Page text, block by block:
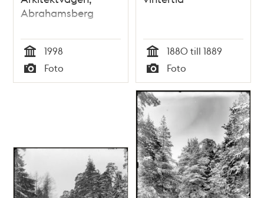
Abrahamsberg
Tid
1998
Typ
Foto Tid
1880 till 1889
Typ
Foto